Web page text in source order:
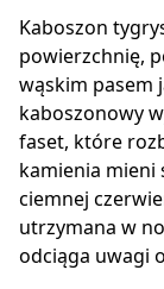
Kaboszon
powierzchnię,
wąskim pasem
kaboszonowy
faset, które
kamienia mieni
ciemnej
utrzymana w
odciąga uwagi